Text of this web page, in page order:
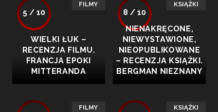
FILMY
5 / 10
WIELKI ŁUK –
RECENZJA FILMU.
FRANCJA EPOKI
MITTERANDA
KSIĄŻKI
8 / 10
NIENAKRĘCONE,
NIEWYSTAWIONE,
NIEOPUBLIKOWANE
– RECENZJA KSIĄŻKI.
BERGMAN NIEZNANY
FILMY KSIĄŻKI